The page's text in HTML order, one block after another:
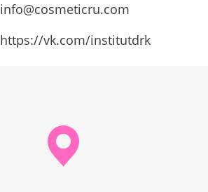
info@cosmeticru.com
https://vk.com/institutdrk